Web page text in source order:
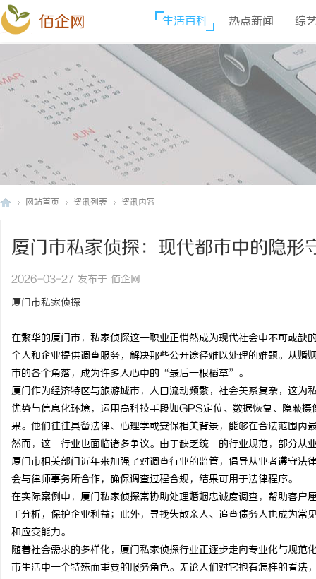
佰企网 生活百科 热点新闻 综
网站首页 资讯列表 资讯内容
厦门市私家侦探：现代都市中的隐形
2026-03-27 发布于 佰企网
厦门市私家侦探
在繁华的厦门市，私家侦探这一职业正悄然成为现代社会中不可或
个人和企业提供调查服务，解决那些公开途径难以处理的难题。从
市的各个角落，成为许多人心中的“最后一根稻草”。
厦门作为经济特区与旅游城市，人口流动频繁，社会关系复杂，这
优势与信息化环境，运用高科技手段如GPS定位、数据恢复、隐蔽
果。他们往往具备法律、心理学或安保相关背景，能够在合法范围内
然而，这一行业也面临诸多争议。由于缺乏统一的行业规范，部分
厦门市相关部门近年来加强了对调查行业的监管，倡导从业者遵守
会与律师事务所合作，确保调查过程合规，结果可用于法律程序。
在实际案例中，厦门私家侦探常协助处理婚姻忠诚度调查，帮助客
手分析，保护企业利益；此外，寻找失散亲人、追查债务人也成为
和应变能力。
随着社会需求的多样化，厦门私家侦探行业正逐步走向专业化与规
市生活中一个特殊而重要的服务角色。无论人们对它抱有怎样的看